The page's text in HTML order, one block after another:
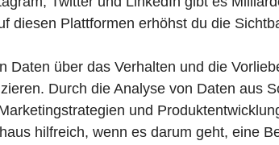
diesen Plattformen erhöhst du die
Daten über das Verhalten und die
Durch die Analyse von Daten aus
und
hilfreich, wenn es darum geht, eine